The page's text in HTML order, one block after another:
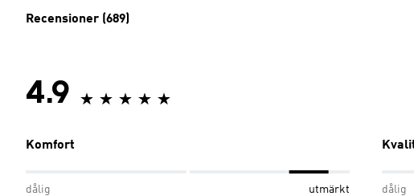
Recensioner (689)
4.9
Komfort
dålig utmärkt dålig